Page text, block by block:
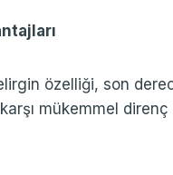
özelliği, son
mükemmel